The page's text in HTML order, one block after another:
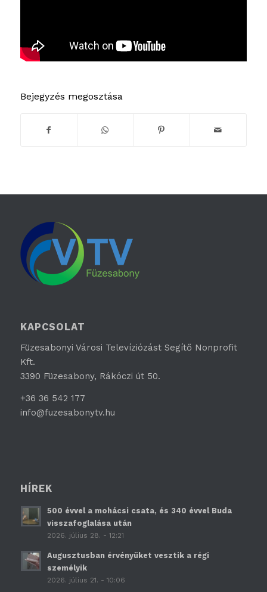
Bejegyzés megosztása
KAPCSOLAT
Füzesabonyi Városi Televíziózást Segítő Nonprofit
Kft.
3390 Füzesabony, Rákóczi út 50.
+36 36 542 177
info@fuzesabonytv.hu
HÍREK
500 évvel a mohácsi csata, és 340 évvel Buda
visszafoglalása után
2026. július 28. - 12:21
Augusztusban érvényüket vesztik a régi
személyik
2026. július 21. - 10:06